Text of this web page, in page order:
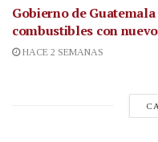
Gobierno de
combustibles con
HACE 2 SEMANAS